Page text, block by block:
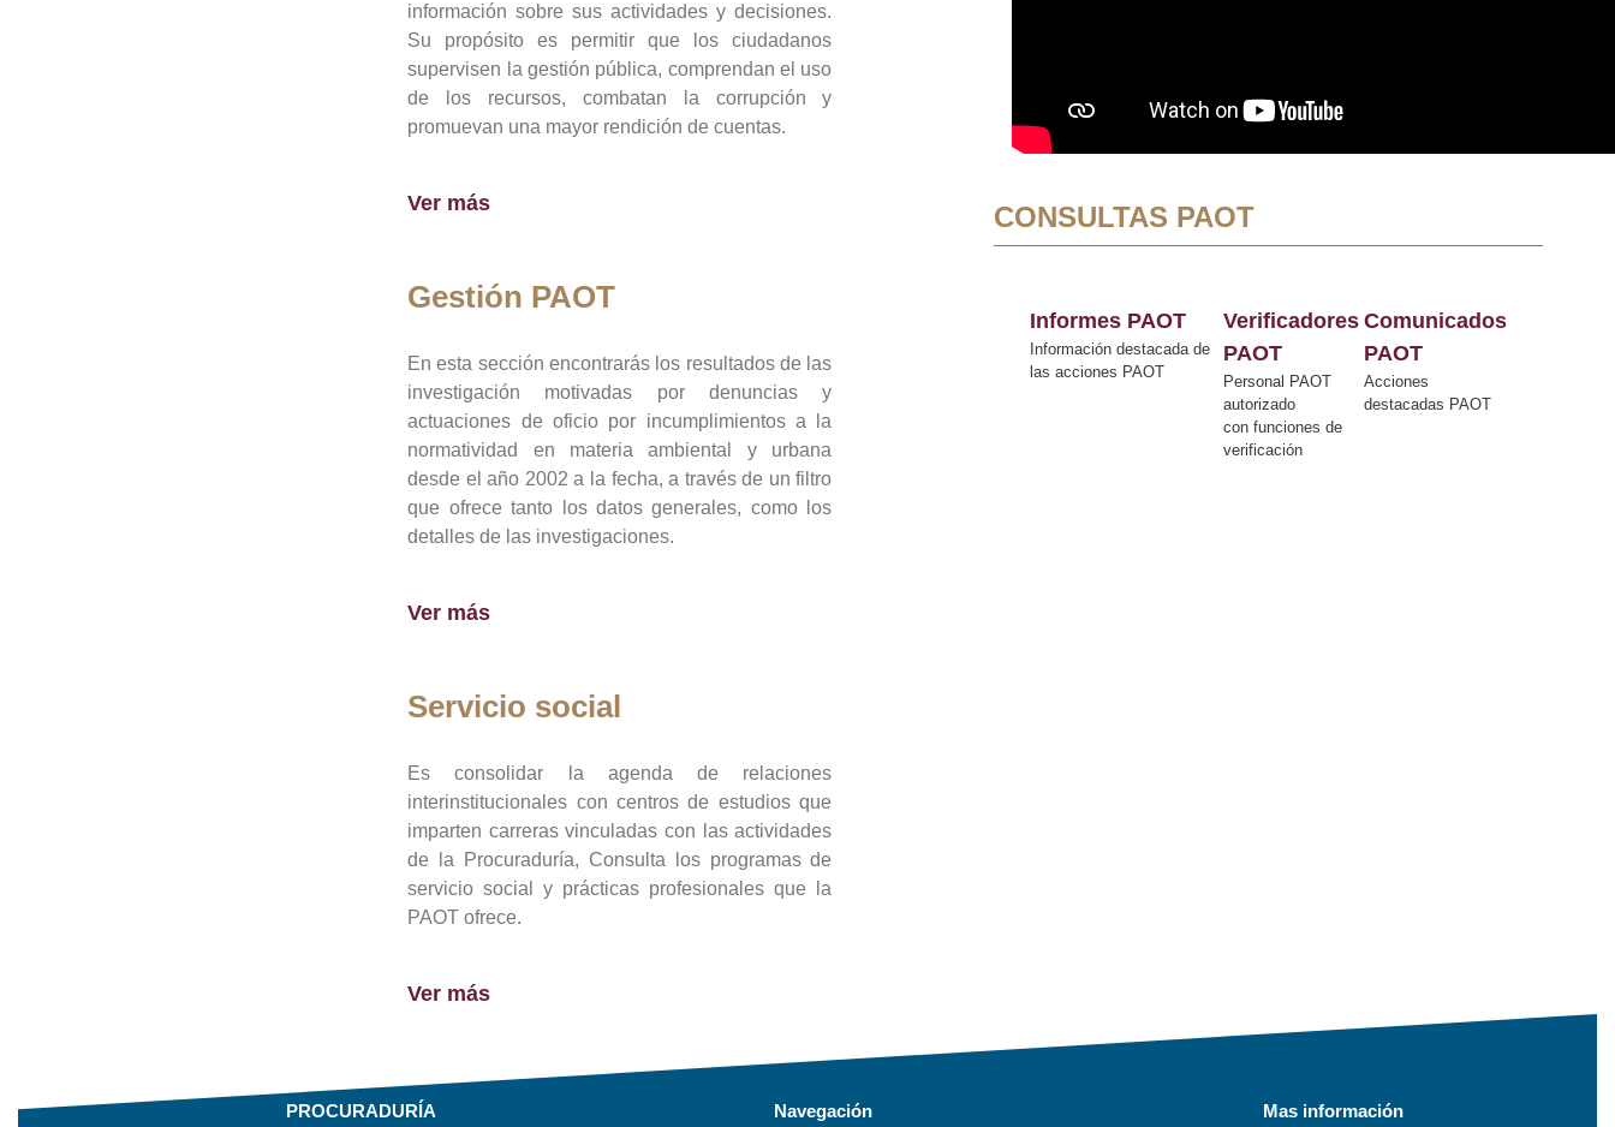
información sobre sus actividades y decisiones.
Su propósito es permitir que los ciudadanos
supervisen la gestión pública, comprendan el uso
de los recursos, combatan la corrupción y
promuevan una mayor rendición de cuentas.
Ver más
Gestión PAOT
En esta sección encontrarás los resultados de las
investigación motivadas por denuncias y
actuaciones de oficio por incumplimientos a la
normatividad en materia ambiental y urbana
desde el año 2002 a la fecha, a través de un filtro
que ofrece tanto los datos generales, como los
detalles de las investigaciones.
Ver más
Servicio social
Es consolidar la agenda de relaciones
interinstitucionales con centros de estudios que
imparten carreras vinculadas con las actividades
de la Procuraduría, Consulta los programas de
servicio social y prácticas profesionales que la
PAOT ofrece.
Ver más
CONSULTAS PAOT
Informes PAOT
Información destacada de
las acciones PAOT
Verificadores
PAOT
Personal PAOT
autorizado
con funciones de
verificación
Comunicados
PAOT
Acciones
destacadas PAOT
PROCURADURÍA Navegación Mas información